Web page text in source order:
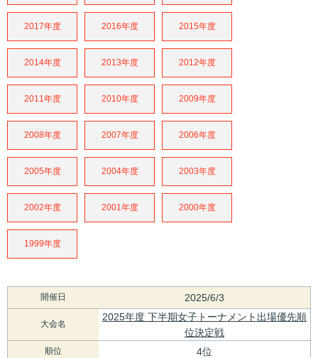
2017年度 2016年度 2015年度
2014年度 2013年度 2012年度
2011年度 2010年度 2009年度
2008年度 2007年度 2006年度
2005年度 2004年度 2003年度
2002年度 2001年度 2000年度
1999年度
開催日 2025/6/3
大会名
2025年度 下半期女子トーナメント出場優先順
位決定戦
順位 4位